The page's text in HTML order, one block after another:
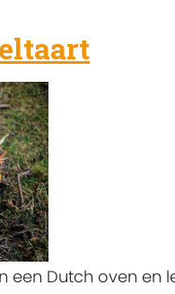
een Dutch oven en